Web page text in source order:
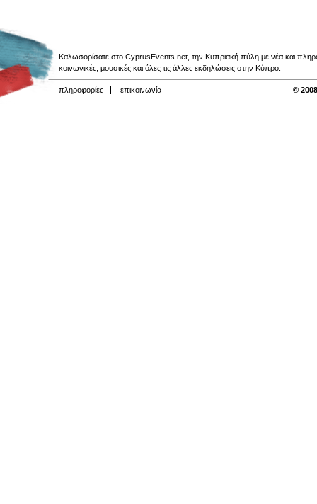
Καλωσορίσατε στο CyprusEvents.net, την Κυπριακή πύλη με νέα και
κοινωνικές, μουσικές και όλες τις άλλες εκδηλώσεις στην Κύπρο.
πληροφορίες επικοινωνία ©